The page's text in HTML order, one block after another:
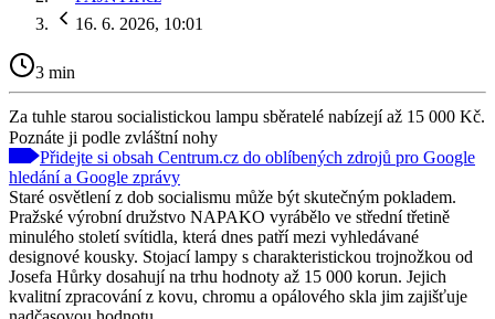
16. 6. 2026, 10:01
3 min
Za tuhle starou socialistickou lampu sběratelé nabízejí až 15 000 Kč.
Poznáte ji podle zvláštní nohy
Přidejte si obsah Centrum.cz do oblíbených zdrojů pro Google
hledání a Google zprávy
Staré osvětlení z dob socialismu může být skutečným pokladem.
Pražské výrobní družstvo NAPAKO vyrábělo ve střední třetině
minulého století svítidla, která dnes patří mezi vyhledávané
designové kousky. Stojací lampy s charakteristickou trojnožkou od
Josefa Hůrky dosahují na trhu hodnoty až 15 000 korun. Jejich
kvalitní zpracování z kovu, chromu a opálového skla jim zajišťuje